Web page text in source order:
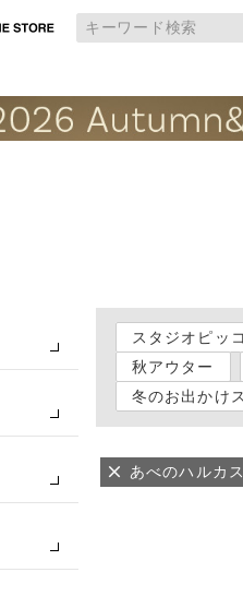
スタジオピッ
秋アウター
冬のお出かけ
あべのハルカ